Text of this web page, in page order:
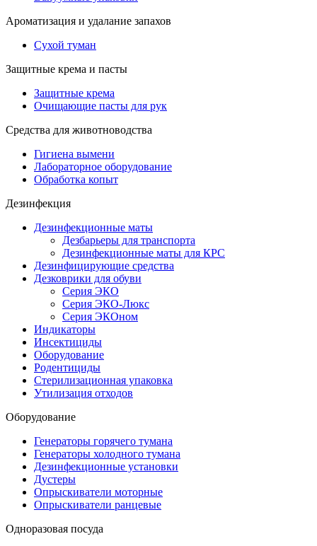
Ароматизация и удалание запахов
Сухой туман
Защитные крема и пасты
Защитные крема
Очищающие пасты для рук
Средства для животноводства
Гигиена вымени
Лабораторное оборудование
Обработка копыт
Дезинфекция
Дезинфекционные маты
Дезбарьеры для транспорта
Дезинфекционные маты для КРС
Дезинфицирующие средства
Дезковрики для обуви
Серия ЭКО
Серия ЭКО-Люкс
Серия ЭКОном
Индикаторы
Инсектициды
Оборудование
Родентициды
Стерилизационная упаковка
Утилизация отходов
Оборудование
Генераторы горячего тумана
Генераторы холодного тумана
Дезинфекционные установки
Дустеры
Опрыскиватели моторные
Опрыскиватели ранцевые
Одноразовая посуда